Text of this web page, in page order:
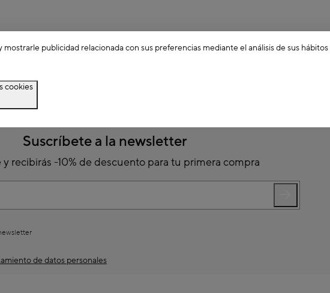
Suscríbete a la newsletter
y recibirás -10% de descuento para tu primera compra
de datos personales
publicidad relacionada con sus preferencias mediante el análisis de sus
cookies